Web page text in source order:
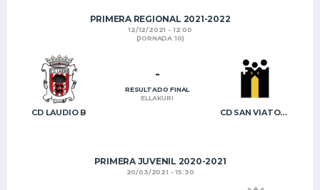
PRIMERA REGIONAL 2021-2022
12/12/2021 - 12:00
(JORNADA 10)
CD LAUDIO B CD SAN VIATOR B
-
RESULTADO FINAL
ELLAKURI
PRIMERA JUVENIL 2020-2021
20/03/2021 - 15:30